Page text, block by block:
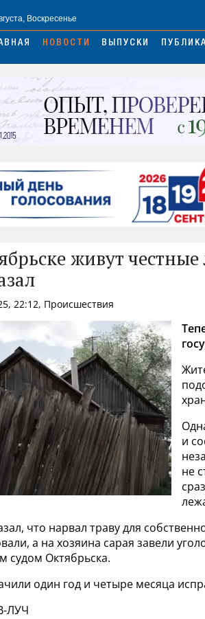
Воскресенье
НОВОСТИ ВЫПУСКИ
живут
22:12, Происшествия
и
не
что нарвал траву для
а на хозяина сарая завели
судом Октябрьска.
один год и четыре месяца
ЛУЧ